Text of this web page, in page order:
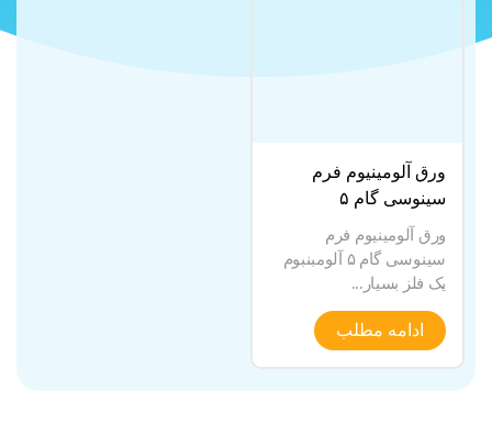
ورق آلومینیوم فرم
سینوسی گام ۵
ورق آلومینیوم فرم
سینوسی گام ۵ آلومبنبوم
یک فلز بسیار...
ادامه مطلب